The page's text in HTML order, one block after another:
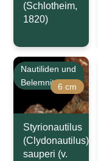
(Schlotheim,
1820)
Nautiliden und
Belemniten6 cm
Styrionautilus
(Clydonautilus)
sauperi (v.